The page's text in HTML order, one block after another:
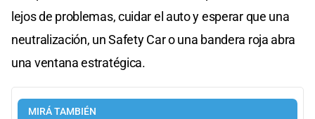
lejos de problemas, cuidar el auto y esperar que una
neutralización, un Safety Car o una bandera roja abra
una ventana estratégica.
MIRÁ TAMBIÉN